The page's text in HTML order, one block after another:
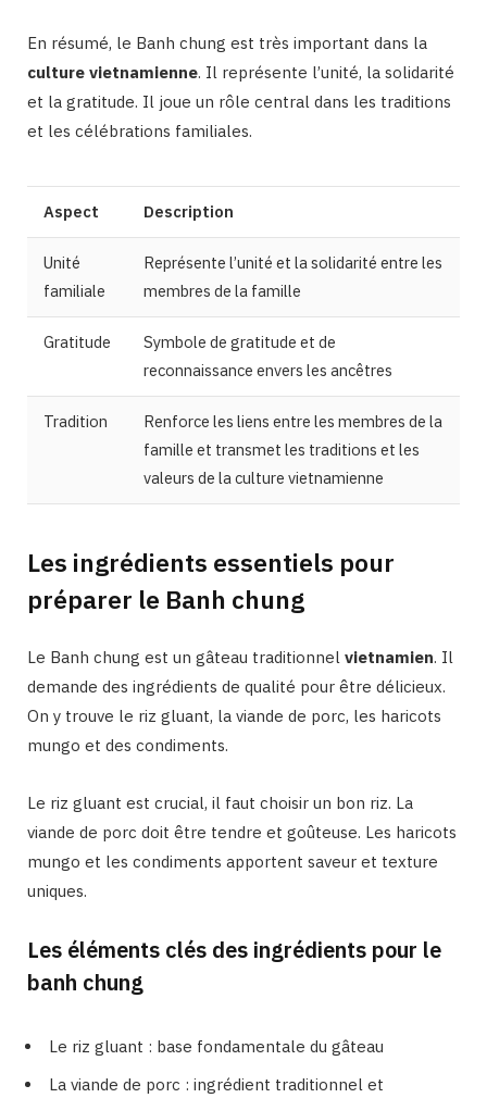
En résumé, le Banh chung est très important dans la
culture vietnamienne. Il représente l’unité, la solidarité
et la gratitude. Il joue un rôle central dans les traditions
et les célébrations familiales.
Aspect Description
Unité
familiale
Représente l’unité et la solidarité entre les
membres de la famille
Gratitude
Symbole de gratitude et de
reconnaissance envers les ancêtres
Tradition
Renforce les liens entre les membres de la
famille et transmet les traditions et les
valeurs de la culture vietnamienne
Les ingrédients essentiels pour
préparer le Banh chung
Le Banh chung est un gâteau traditionnel vietnamien. Il
demande des ingrédients de qualité pour être délicieux.
On y trouve le riz gluant, la viande de porc, les haricots
mungo et des condiments.
Le riz gluant est crucial, il faut choisir un bon riz. La
viande de porc doit être tendre et goûteuse. Les haricots
mungo et les condiments apportent saveur et texture
uniques.
Les éléments clés des ingrédients pour le
banh chung
Le riz gluant : base fondamentale du gâteau
La viande de porc : ingrédient traditionnel et